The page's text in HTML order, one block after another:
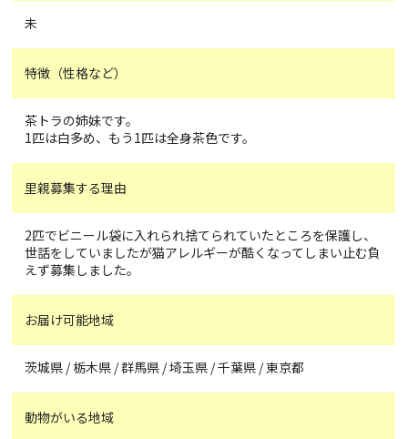
未
特徴（性格など）
茶トラの姉妹です。
1匹は白多め、もう1匹は全身茶色です。
里親募集する理由
2匹でビニール袋に入れられ捨てられていたところを保護し、
世話をしていましたが猫アレルギーが酷くなってしまい止む負
えず募集しました。
お届け可能地域
茨城県 / 栃木県 / 群馬県 / 埼玉県 / 千葉県 / 東京都
動物がいる地域